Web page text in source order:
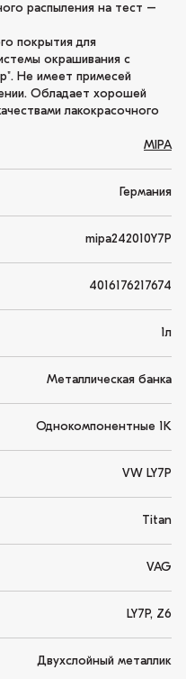
распыления на тест –
покрытия для
окрашивания с
Не имеет примесей
Обладает хорошей
лакокрасочного
MIPA
Германия
mipa242010Y7P
4016176217674
1л
Металлическая банка
Однокомпонентные 1K
VW LY7P
Titan
VAG
LY7P, Z6
Двухслойный металлик